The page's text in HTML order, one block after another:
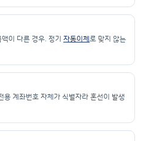
이 다른 경우. 정기 자동이체 로 맞지 않는
용 계좌번호 자체가 식별자라 혼선이 발생